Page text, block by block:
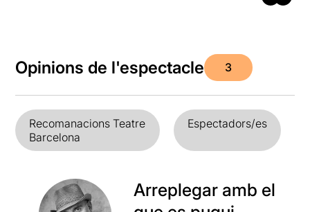
Opinions de l'espectacle 3
Recomanacions Teatre
Barcelona
Espectadors/es
Arreplegar amb el